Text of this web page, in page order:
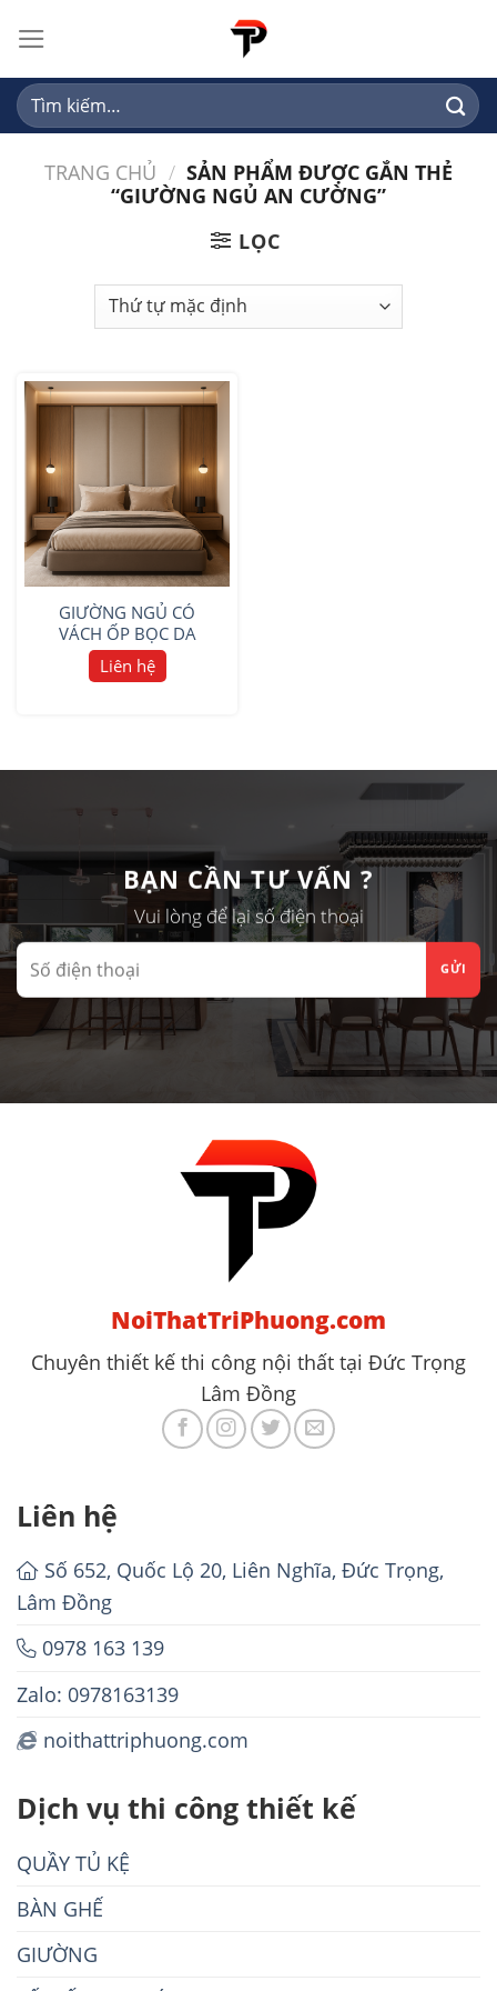
content
Tìm
kiếm:
TRANG CHỦ / SẢN PHẨM ĐƯỢC GẮN THẺ
“GIƯỜNG NGỦ AN CƯỜNG”
LỌC
GIƯỜNG NGỦ CÓ
VÁCH ỐP BỌC DA
Liên hệ
BẠN CẦN TƯ VẤN ?
Vui lòng để lại số điện thoại
NoiThatTriPhuong.com
Chuyên thiết kế thi công nội thất tại Đức Trọng
Lâm Đồng
Liên hệ
Số 652, Quốc Lộ 20, Liên Nghĩa, Đức Trọng,
Lâm Đồng
0978 163 139
Zalo: 0978163139
noithattriphuong.com
Dịch vụ thi công thiết kế
QUẦY TỦ KỆ
BÀN GHẾ
GIƯỜNG